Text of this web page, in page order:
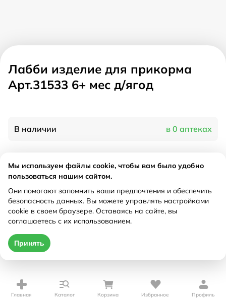
Лабби изделие для прикорма
Арт.31533 6+ мес д/ягод
В наличии в 0 аптеках
Характеристики
Рецепт
Не требуется
Главная Каталог Корзина Избранное Профиль
Мы используем файлы cookie, чтобы вам было удобно
пользоваться нашим сайтом.
Они помогают запомнить ваши предпочтения и обеспечить
безопасность данных. Вы можете управлять настройками
cookie в своем браузере. Оставаясь на сайте, вы
соглашаетесь с их использованием.
Принять